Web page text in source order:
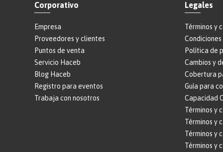
Corporativo
Empresa
Proveedores y clientes
Puntos de venta
Servicio Haceb
Blog Haceb
Registro para eventos
Trabaja con nosotros
Legales
Términos y
Política de
Cambios y
Cobertura
Guía para
Capacidad
Términos y
Términos y
Términos y
Términos y